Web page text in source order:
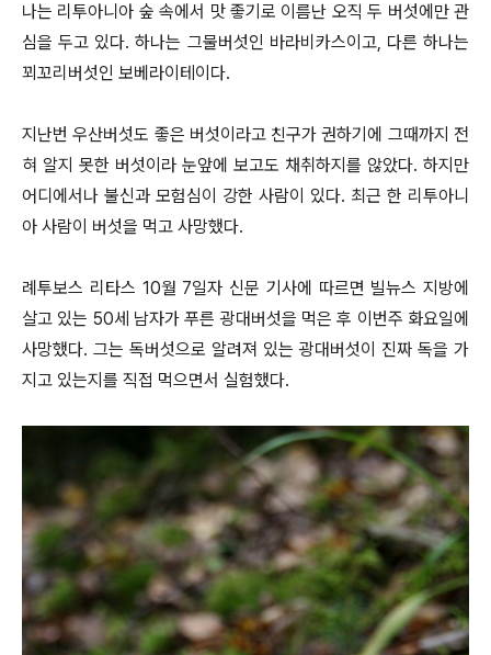
나는 리투아니아 숲 속에서 맛 좋기로 이름난 오직 두 버섯에만 관
심을 두고 있다. 하나는 그물버섯인 바라비카스이고, 다른 하나는
꾀꼬리버섯인 보베라이테이다.
지난번 우산버섯도 좋은 버섯이라고 친구가 권하기에 그때까지 전
혀 알지 못한 버섯이라 눈앞에 보고도 채취하지를 않았다. 하지만
어디에서나 불신과 모험심이 강한 사람이 있다. 최근 한 리투아니
아 사람이 버섯을 먹고 사망했다.
례투보스 리타스 10월 7일자 신문 기사에 따르면 빌뉴스 지방에
살고 있는 50세 남자가 푸른 광대버섯을 먹은 후 이번주 화요일에
사망했다. 그는 독버섯으로 알려져 있는 광대버섯이 진짜 독을 가
지고 있는지를 직접 먹으면서 실험했다.